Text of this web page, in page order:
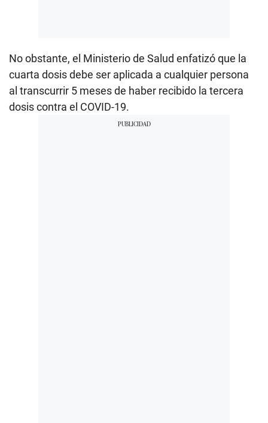
No obstante, el Ministerio de Salud enfatizó que la
cuarta dosis debe ser aplicada a cualquier persona
al transcurrir 5 meses de haber recibido la tercera
dosis contra el COVID-19.